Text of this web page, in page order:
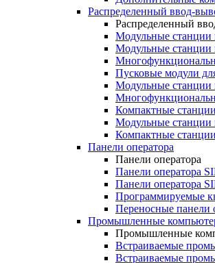
Распределенный ввод-
Распределенный
Модульные станции
Модульные станции
Пусковые модули
Модульные станции
Компактные
Модульные станции
Компактные
Панели оператора
Панели оператора
Панели оператора
Панели оператора
Программируемые
Переносные панели
Промышленные
Промышленные
Встраиваемые
Встраиваемые